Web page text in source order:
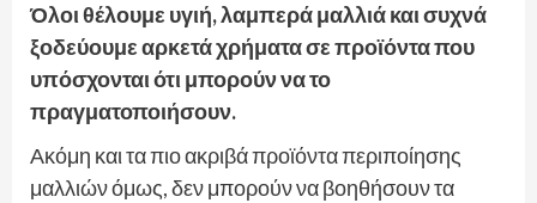
Όλοι θέλουμε υγιή, λαμπερά μαλλιά και συχνά
ξοδεύουμε αρκετά χρήματα σε προϊόντα που
υπόσχονται ότι μπορούν να το
πραγματοποιήσουν.
Ακόμη και τα πιο ακριβά προϊόντα περιποίησης
μαλλιών όμως, δεν μπορούν να βοηθήσουν τα